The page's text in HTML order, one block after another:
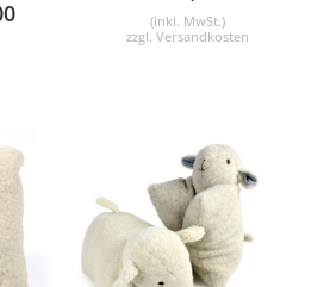
(inkl. MwSt.)
zzgl.Versandkosten